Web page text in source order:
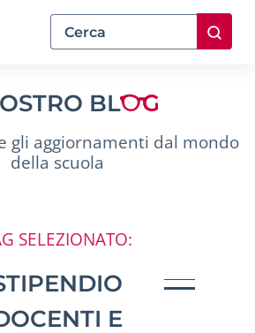
BL
gli aggiornamenti dal mondo
della scuola
SELEZIONATO:
E